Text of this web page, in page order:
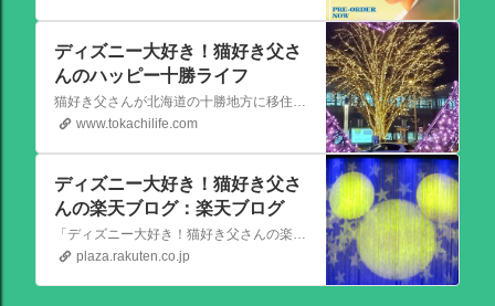
ディズニー大好き！猫好き父さ
んのハッピー十勝ライフ
猫好き父さんが北海道の十勝地方に移住しました。なれない北海道の暮らしについてお伝えします。
www.tokachilife.com
ディズニー大好き！猫好き父さ
んの楽天ブログ：楽天ブログ
「ディズニー大好き！猫好き父さんの楽天ブログ」にようこそ！ いろんなブログサービスが廃止になるなか満を持して楽天ブログをはじめようと思います。 よろしくお願いいたします。
plaza.rakuten.co.jp